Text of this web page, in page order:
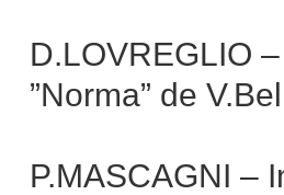
D.LOVREGLIO
”Norma” de
P.MASCAGNI –